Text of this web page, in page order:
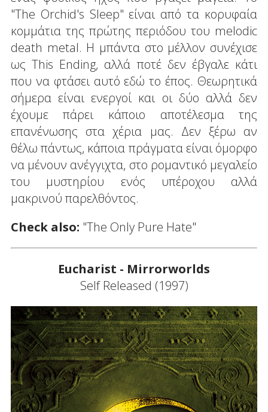
"The Orchid's Sleep" είναι από τα κορυφαία
κομμάτια της πρώτης περιόδου του melodic
death metal. Η μπάντα στο μέλλον συνέχισε
ως This Ending, αλλά ποτέ δεν έβγαλε κάτι
που να φτάσει αυτό εδώ το έπος. Θεωρητικά
σήμερα είναι ενεργοί και οι δύο αλλά δεν
έχουμε πάρει κάποιο αποτέλεσμα της
επανένωσης στα χέρια μας. Δεν ξέρω αν
θέλω πάντως, κάποια πράγματα είναι όμορφο
να μένουν ανέγγιχτα, στο ρομαντικό μεγαλείο
του μυστηρίου ενός υπέροχου αλλά
μακρινού παρελθόντος.
Check also: "The Only Pure Hate"
Eucharist - Mirrorworlds
Self Released (1997)